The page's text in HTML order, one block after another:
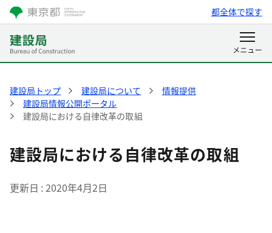
都全体で探す
建設局トップ 建設局について
情報提供
建設局情報公開ポータル
建設局における自律改革の取組
建設局における自律改革の取組
更新日 2020年4月2日